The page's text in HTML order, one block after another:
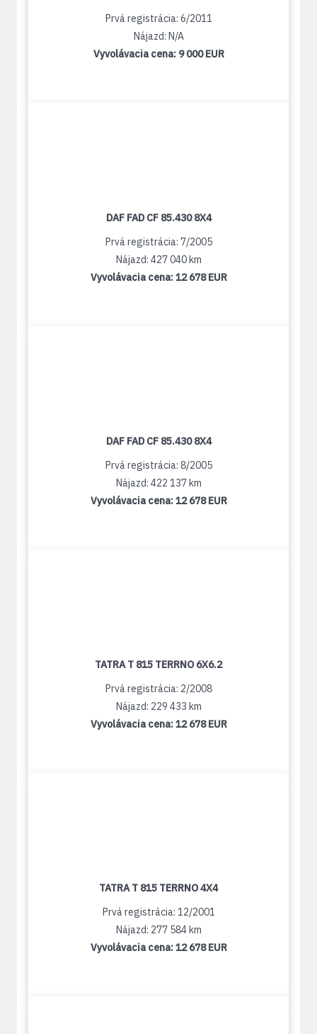
Prvá registrácia: 6/2011
Nájazd: N/A
Vyvolávacia cena: 9 000 EUR
DAF FAD CF 85.430 8X4
Prvá registrácia: 7/2005
Nájazd: 427 040 km
Vyvolávacia cena:12 678 EUR
DAF FAD CF 85.430 8X4
Prvá registrácia: 8/2005
Nájazd: 422 137 km
Vyvolávacia cena:12 678 EUR
TATRA T 815 TERRNO 6X6.2
Prvá registrácia: 2/2008
Nájazd: 229 433 km
Vyvolávacia cena:12 678 EUR
TATRA T 815 TERRNO 4X4
Prvá registrácia: 12/2001
Nájazd: 277 584 km
Vyvolávacia cena:12 678 EUR